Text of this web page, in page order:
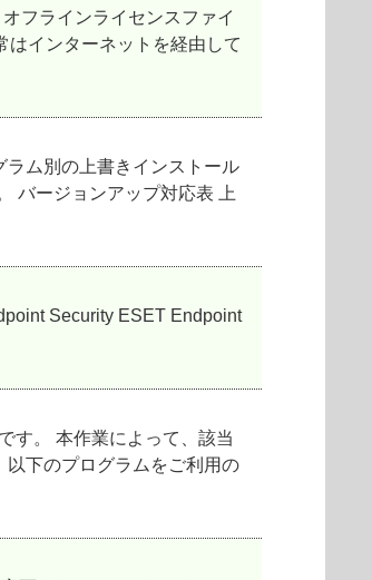
フラインライセンスファイ
はインターネットを経由して
ム別の上書きインストール
バージョンアップ対応表 上
Security ESET Endpoint
す。 本作業によって、該当
下のプログラムをご利用の